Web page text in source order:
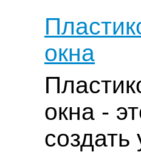
окна
окна -